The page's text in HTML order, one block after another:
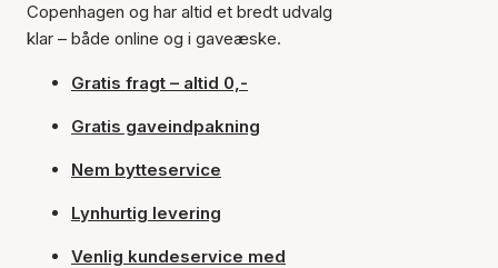
Copenhagen og har altid et bredt udvalg
klar – både online og i gaveæske.
Gratis fragt – altid 0,-
Gratis gaveindpakning
Nem bytteservice
Lynhurtig levering
Venlig kundeservice med